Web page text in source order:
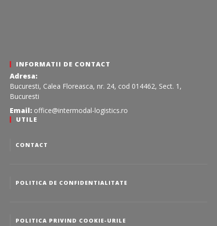
INFORMATII DE CONTACT
Adresa:
Bucuresti, Calea Floreasca, nr. 24, cod 014462, Sect. 1,
Bucuresti
Email: office@intermodal-logistics.ro
UTILE
CONTACT
POLITICA DE CONFIDENTIALITATE
POLITICA PRIVIND COOKIE-URILE